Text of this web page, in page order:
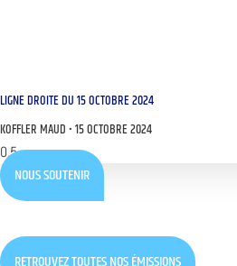
LIGNE DROITE DU 15 OCTOBRE 2024
KOFFLER MAUD 15 OCTOBRE 2024
NOUS SOUTENIR